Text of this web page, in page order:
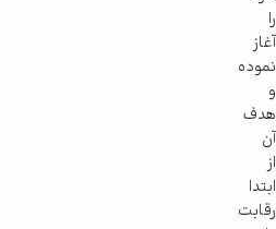
را
آغاز
نموده
و
هدف
آن
از
ابتدا
رقابت